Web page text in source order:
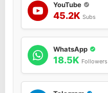
YouTube
45.2K Subs
WhatsApp
18.5K Followers